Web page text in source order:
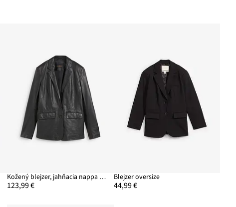
Kožený blejzer, jahňacia nappa koža
123,99 €
Blejzer oversize
44,99 €